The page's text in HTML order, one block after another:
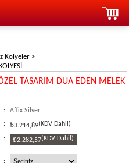
Kolyeler >
TASARIM DUA EDEN MELEK
:
Affix Silver
: ₺3.214,89(KDV Dahil)
: ₺2.282,57(KDV Dahil)
: